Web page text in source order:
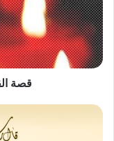
زوجه
زينب
قصة
شفع